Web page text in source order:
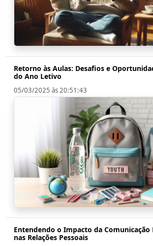
Retorno às Aulas: Desafios e
do Ano Letivo
05/03/2025 às 20:51:43
Entendendo o Impacto da Comunicação
nas Relações Pessoais